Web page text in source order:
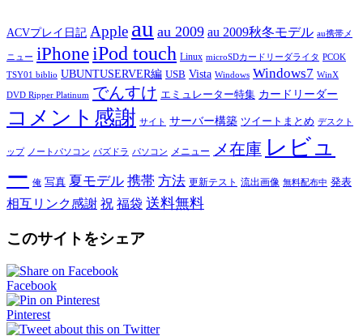
ACVプレイ日記 Apple au au 2009 au 2009秋冬モデル au携帯メ
ニュー iPhoneiPod touch Linux microSDカードリーダライタ PCOK
TSY01 biblio UBUNTUSERVER編 USB Vista Windows Windows7 WinX
DVD Ripper Platinum でんすけ エミュレーター特集 カードリーダー
コメント感謝 サイト サーバー構築 ツイートまとめ デスクト
ップ ノートパソコン パズドラ パソコン メニュー メ在庫 レビュ
ー 俺 写真 夏モデル 携帯 方法 更新テスト 流出画像 無料配布中 発表
相互リンク感謝 祝 福袋 送料無料
このサイトをシェア
Facebook
Pinterest